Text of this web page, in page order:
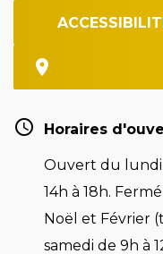
Horaires
Ouvert du lundi
14h à 18h.
Noël et Février
samedi de 9h à